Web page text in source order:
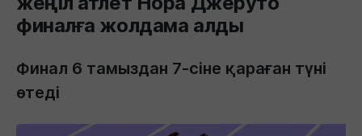
финалға жолдама алды
Финал 6 тамыздан 7-сіне қараған түні
өтеді